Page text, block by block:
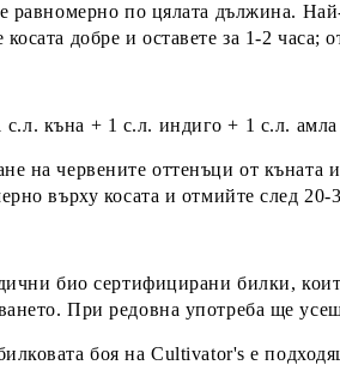
по цялата дължина.
добре и оставете за 1-2 часа;
с.л. къна + 1 с.л. индиго + 1 с.л.
на червените оттенъци от къната
върху косата и отмийте след
био сертифицирани билки,
При редовна употреба ще
боя наCultivator'sе по